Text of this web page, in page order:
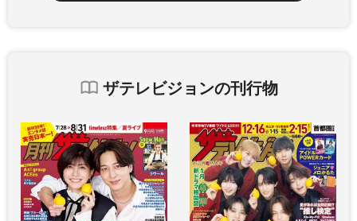
ザテレビジョンの刊行物